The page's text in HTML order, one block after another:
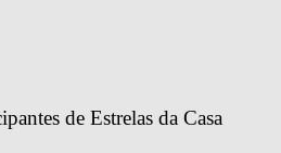
de Estrelas da Casa